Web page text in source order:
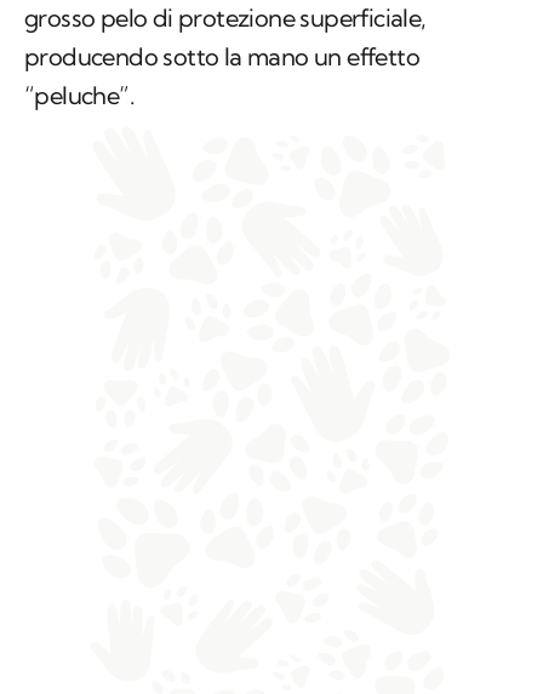
grosso pelo di protezione superficiale,
producendo sotto la mano un effetto
“peluche”.